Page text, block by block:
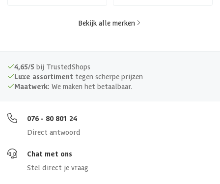
Bekijk alle merken
4,65/5 bij TrustedShops
Luxe assortiment tegen scherpe prijzen
Maatwerk: We maken het betaalbaar.
076 - 80 801 24
Direct antwoord
Chat met ons
Stel direct je vraag